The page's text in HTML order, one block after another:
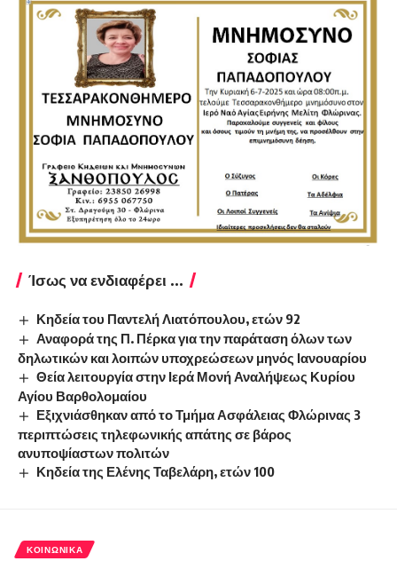
Ίσως να ενδιαφέρει ...
Κηδεία του Παντελή Λιατόπουλου, ετών 92
Αναφορά της Π. Πέρκα για την παράταση όλων των
δηλωτικών και λοιπών υποχρεώσεων μηνός Ιανουαρίου
Θεία λειτουργία στην Ιερά Μονή Αναλήψεως Κυρίου
Αγίου Βαρθολομαίου
Εξιχνιάσθηκαν από το Τμήμα Ασφάλειας Φλώρινας 3
περιπτώσεις τηλεφωνικής απάτης σε βάρος
ανυποψίαστων πολιτών
Κηδεία της Ελένης Ταβελάρη, ετών 100
ΚΟΙΝΩΝΙΚΆ